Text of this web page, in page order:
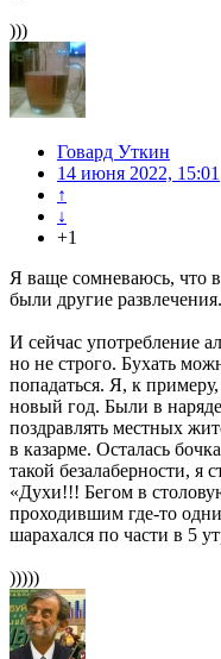
)))
Говард Уткин
14 июня 2022, 15:01
↑
↓
+1
Я ваще сомневаюсь, что
были другие
И сейчас употребление
но не строго. Бухать
попадаться. Я, к
новый год. Были в
поздравлять местных
в казарме. Осталась
такой безалаберности, я
«Духи!!! Бегом в
проходившим где-то
шарахался по части в 5
)))))